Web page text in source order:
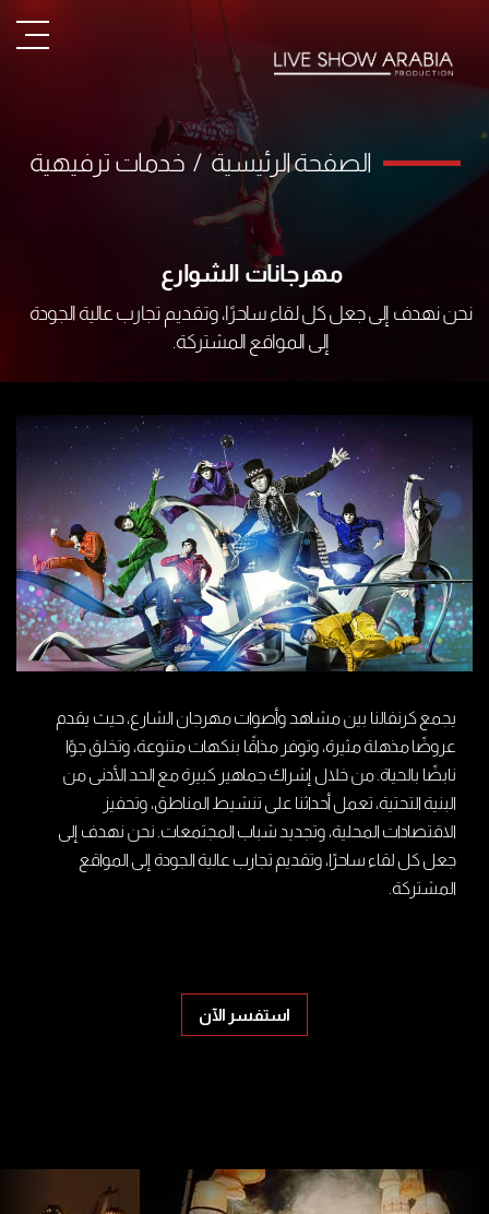
الصفحة الرئيسية / خدمات ترفيهية
مهرجانات الشوارع
نحن نهدف إلى جعل كل لقاء ساحرًا، وتقديم تجارب عالية الجودة
إلى المواقع المشتركة.
يجمع كرنفالنا بين مشاهد وأصوات مهرجان الشارع، حيث يقدم
عروضًا مذهلة مثيرة، وتوفر مذاقًا بنكهات متنوعة، وتخلق جوًا
نابضًا بالحياة. من خلال إشراك جماهير كبيرة مع الحد الأدنى من
البنية التحتية، تعمل أحداثنا على تنشيط المناطق، وتحفيز
الاقتصادات المحلية، وتجديد شباب المجتمعات. نحن نهدف إلى
جعل كل لقاء ساحرًا، وتقديم تجارب عالية الجودة إلى المواقع
المشتركة.
استفسر الآن